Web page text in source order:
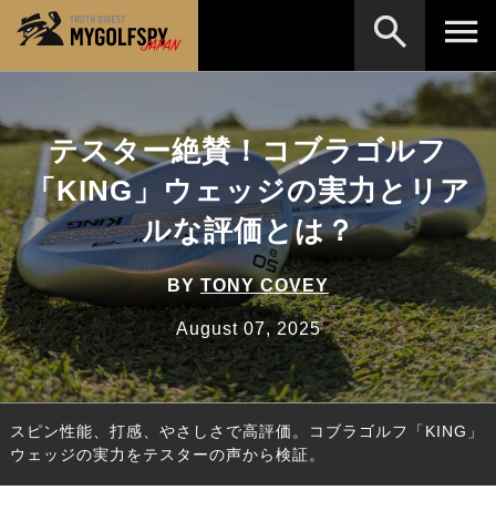
テスター絶賛！コブラゴルフ
「KING」ウェッジの実力とリア
ルな評価とは？
BY TONY COVEY
August 07, 2025
スピン性能、打感、やさしさで高評価。コブラゴルフ「KING」
ウェッジの実力をテスターの声から検証。
MOST WANTED テストランキング
NEW RELEASES 新製品情報
HOW TO ゴルフ上達・実践テクニック
LAB テスト・データ検証
Golf News ゴルフニュース
REVIEWS 製品レビュー
DRIVERS ドライバー
FAIRWAY WOODS フェアウェイウッド
HYBRIDS ハイブリッド
※メーカー名やクラブ名など、検索したい事柄を入
力してください。
検索